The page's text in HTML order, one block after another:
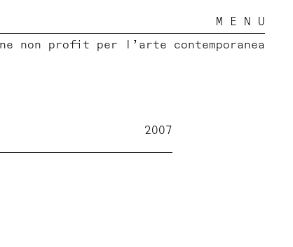
M E N U
non profit per l’arte contemporanea
2007